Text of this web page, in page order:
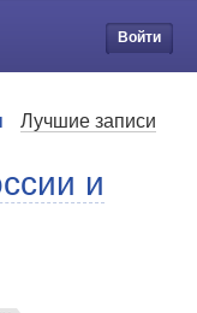
Войти
Лучшие записи
и